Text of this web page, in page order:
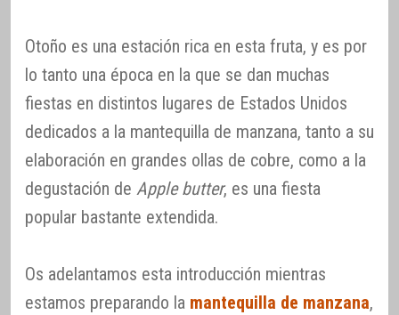
Otoño es una estación rica en esta fruta, y es por
lo tanto una época en la que se dan muchas
fiestas en distintos lugares de Estados Unidos
dedicados a la mantequilla de manzana, tanto a su
elaboración en grandes ollas de cobre, como a la
degustación de Apple butter, es una fiesta
popular bastante extendida.
Os adelantamos esta introducción mientras
estamos preparando la mantequilla de manzana,